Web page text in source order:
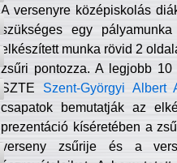
A versenyre középiskolás
szükséges egy
elkészített munka rövid 2
zsűri pontozza. A legjobb
SZTE Szent-Györgyi Albert
csapatok bemutatják az
prezentáció kíséretében a
verseny zsűrije és a